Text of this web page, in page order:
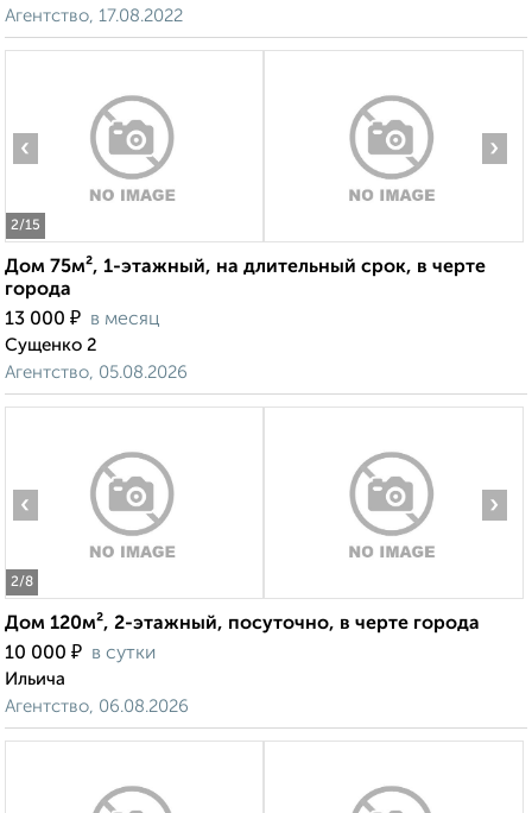
Агентство, 17.08.2022
2/15
‹ ›
Дом 75м², 1-этажный, на длительный срок, в черте
города
13 000 ₽ в месяц
Сущенко 2
Агентство, 05.08.2026
2/8
‹ ›
Дом 120м², 2-этажный, посуточно, в черте города
10 000 ₽ в сутки
Ильича
Агентство, 06.08.2026